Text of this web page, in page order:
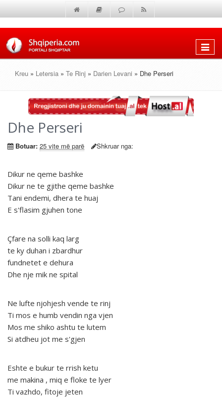
Shfaq
Kreu » Letersia » Te Rinj » Darien Levani » Dhe Perseri
Dhe Perseri
Botuar: 25 vite më parë Shkruar nga:
Dikur ne qeme bashke
Dikur ne te gjithe qeme bashke
Tani endemi, dhera te huaj
E s'flasim gjuhen tone
Çfare na solli kaq larg
te ky duhan i zbardhur
fundnetet e dehura
Dhe nje mik ne spital
Ne lufte njohjesh vende te rinj
Ti mos e humb vendin nga vjen
Mos me shiko ashtu te lutem
Si atdheu jot me s'gjen
Eshte e bukur te rrish ketu
me makina , miq e floke te lyer
Ti vazhdo, fitoje jeten